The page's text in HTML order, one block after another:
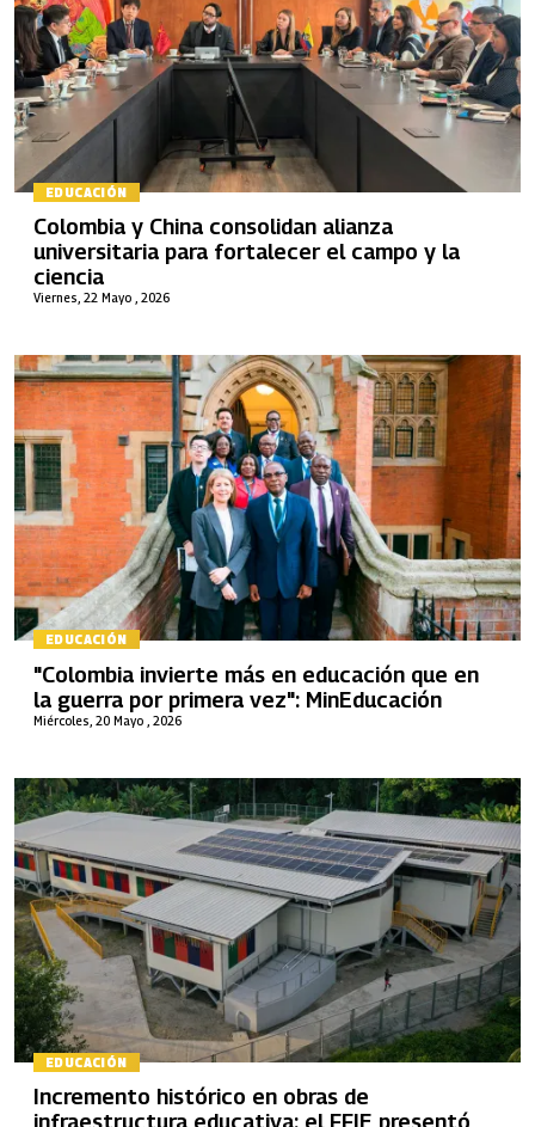
EDUCACIÓN
Viernes, 22 Mayo , 2026
Colombia y China consolidan alianza
universitaria para fortalecer el campo y la
ciencia
EDUCACIÓN
Miércoles, 20 Mayo , 2026
"Colombia invierte más en educación que en
la guerra por primera vez": MinEducación
EDUCACIÓN
Incremento histórico en obras de
infraestructura educativa: el FFIE presentó